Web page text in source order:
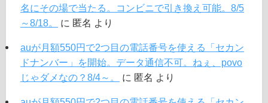
名にその場で当たる。コンビニで引き換え可能。8/5
～8/18。
に 匿名 より
auが月額550円で2つ目の電話番号を使える「セカン
ドナンバー」を開始。データ通信不可。ねぇ、povo
じゃダメなの？8/4～。
に 匿名 より